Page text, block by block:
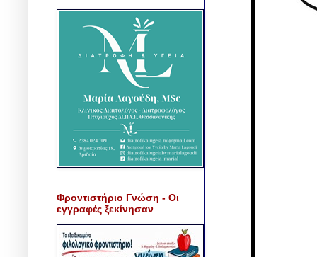
Φροντιστήριο Γνώση - Οι
εγγραφές ξεκίνησαν